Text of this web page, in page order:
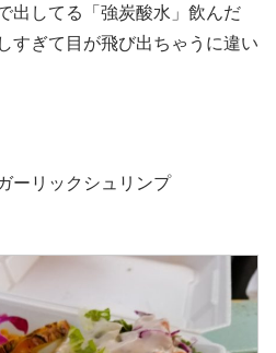
出してる「強炭酸水」飲んだ
すぎて目が飛び出ちゃうに違い
ーリックシュリンプ